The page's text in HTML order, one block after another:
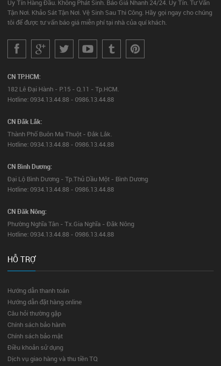
Uy Tín Hàng Đầu. Không Phát Sinh. Báo Giá Nhanh 24/24. Uy Tín. Tư Vấn
Tận Nơi. Khảo Sát Tận Nơi. Vệ Sinh Sau Thi Công. Hãy gọi ngay cho chúng
tôi để được tư vấn báo giá miễn phí tại nhà của quí khách.
CN TP.HCM:
182 Lê Đại Hành - P.15 - Q.11 - Tp.HCM.
Hotline: 0934.13.44.88 - 0986.13.44.88
CN Đắk Lắk:
Thành Phố Buôn Ma Thuột - Đắk Lắk.
Hotline: 0934.13.44.88 - 0986.13.44.88
CN Bình Dương:
Đại Lộ Bình Dương - Tp.Thủ Dầu Một - Bình Dương
Hotline: 0934.13.44.88 - 0986.13.44.88
CN Đăk Nông:
Phường Nghĩa Tân - Tx.Gia Nghĩa - Đăk Nông
Hotline: 0934.13.44.88 - 0986.13.44.88
HỖ TRỢ
Hướng dẫn thanh toán
Hướng dẫn đặt hàng online
Câu hỏi thường gặp
Chính sách bảo hành
Chính sách bảo mật
Điều khoản sử dụng
Dịch vụ giao hàng và thu tiền TQ